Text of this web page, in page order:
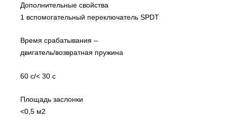
Дополнительные свойства
1 вспомогательный переключатель SPDT
Время срабатывания –
двигатель/возвратная пружина
60 с/< 30 с
Площадь заслонки
<0,5 м2